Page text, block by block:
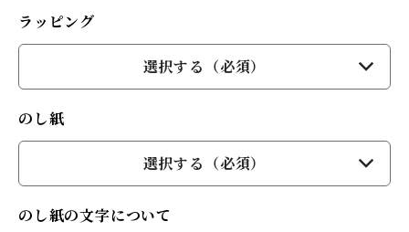
ラッピング
選択する（必須）
のし紙
選択する（必須）
のし紙の文字について